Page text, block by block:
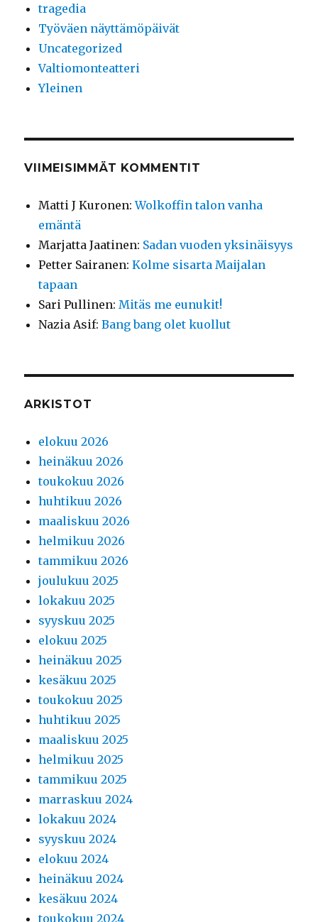
tragedia
Työväen näyttämöpäivät
Uncategorized
Valtiomonteatteri
Yleinen
VIIMEISIMMÄT KOMMENTIT
Matti J Kuronen:Wolkoffin talon vanha
emäntä
Marjatta Jaatinen: Sadan vuoden yksinäisyys
Petter Sairanen:Kolme sisarta Maijalan
tapaan
Sari Pullinen: Mitäs me eunukit!
Nazia Asif:Bang bang olet kuollut
ARKISTOT
elokuu 2026
heinäkuu 2026
toukokuu 2026
huhtikuu 2026
maaliskuu 2026
helmikuu 2026
tammikuu 2026
joulukuu 2025
lokakuu 2025
syyskuu 2025
elokuu 2025
heinäkuu 2025
kesäkuu 2025
toukokuu 2025
huhtikuu 2025
maaliskuu 2025
helmikuu 2025
tammikuu 2025
marraskuu 2024
lokakuu 2024
syyskuu 2024
elokuu 2024
heinäkuu 2024
kesäkuu 2024
toukokuu 2024